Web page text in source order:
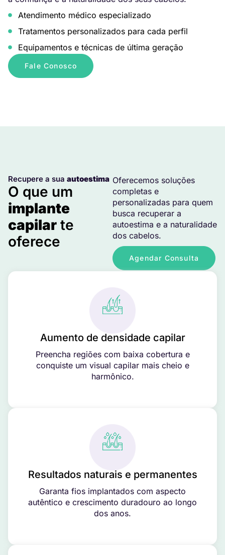
Atendimento médico especializado
Tratamentos personalizados para cada perfil
Equipamentos e técnicas de última geração
Fale Conosco
Recupere a sua autoestima
O que um
implante
capilar te
oferece
Oferecemos soluções
completas e
personalizadas para quem
busca recuperar a
autoestima e a naturalidade
dos cabelos.
Agendar Consulta
Aumento de densidade capilar
Preencha regiões com baixa cobertura e
conquiste um visual capilar mais cheio e
harmônico.
Resultados naturais e permanentes
Garanta fios implantados com aspecto
autêntico e crescimento duradouro ao longo
dos anos.